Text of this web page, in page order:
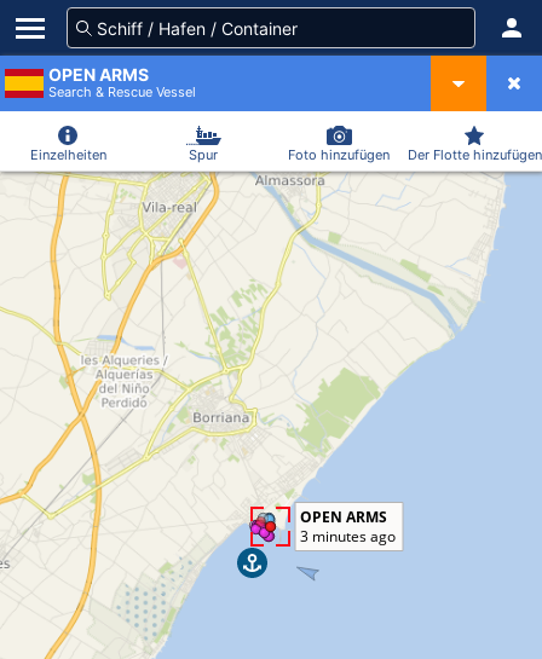
OPEN ARMS
Search & Rescue Vessel
Einzelheiten Spur Foto hinzufügen Der Flotte hinzufügen